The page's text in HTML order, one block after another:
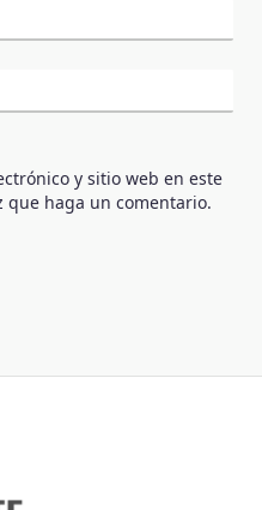
y sitio web en este
que haga un comentario.